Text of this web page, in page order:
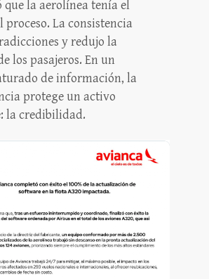
la aerolínea tenía el
La consistencia
y redujo la
los pasajeros. En un
de información, la
protege un activo
la credibilidad.